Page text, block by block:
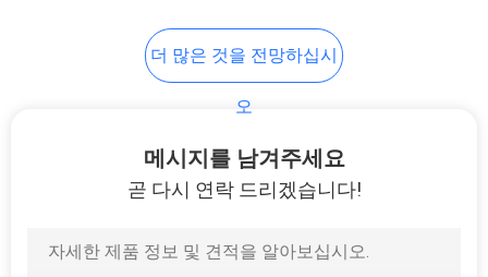
약 병 상자
더 많은 것을 전망하십시
오
메시지를 남겨주세요
곧 다시 연락 드리겠습니다!